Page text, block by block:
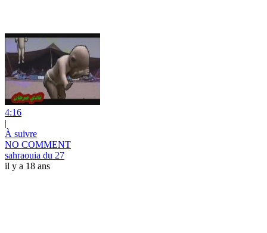
4:16
|
À suivre
NO COMMENT
sahraouia du 27
il y a 18 ans